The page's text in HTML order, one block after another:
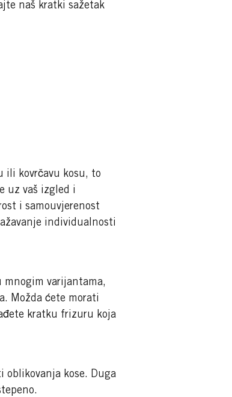
naš kratki sažetak
ili kovrčavu kosu, to
uz vaš izgled i
i samouvjerenost
individualnosti
mnogim varijantama,
Možda ćete morati
kratku frizuru koja
oblikovanja kose. Duga